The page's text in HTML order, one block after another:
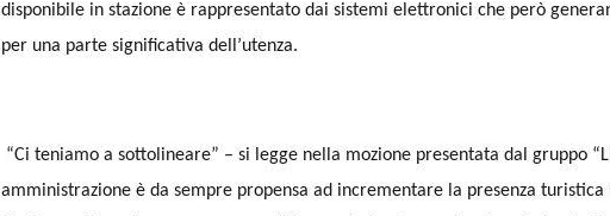
disponibile in stazione è rappresentato dai sistemi elettronici che però
per una parte significativa dell’utenza.
“Ci teniamo a sottolineare” – si legge nella mozione presentata dal gruppo
amministrazione è da sempre propensa ad incrementare la presenza